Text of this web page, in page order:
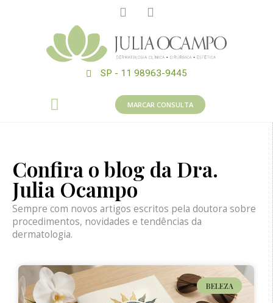
SP - 11 98963-9445
MARCAR CONSULTA
Confira o blog da Dra.
Julia Ocampo
Sempre com novos artigos escritos pela doutora sobre
procedimentos, novidades e tendências da
dermatologia.
BELEZA